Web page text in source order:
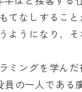
てなしするこ
ようになり、
ミングを学ん
員の一人である